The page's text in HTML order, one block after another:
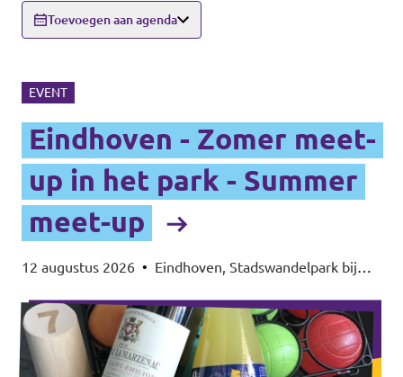
Toevoegen aan agenda
EVENT
Eindhoven - Zomer meet-
up in het park - Summer
meet-up
12 augustus 2026 • Eindhoven, Stadswandelpark bij